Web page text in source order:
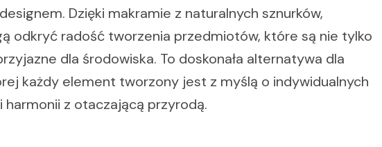
Dzięki makramie z naturalnych sznurków,
odkryć radość tworzenia przedmiotów, które są nie tylko
dla środowiska. To doskonała alternatywa dla
każdy element tworzony jest z myślą o indywidualnych
z otaczającą przyrodą.